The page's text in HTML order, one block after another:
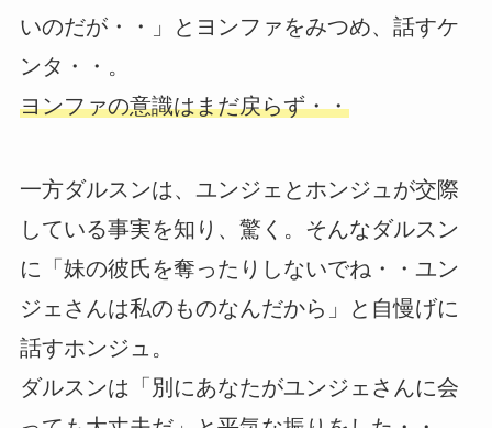
いのだが・・」とヨンファをみつめ、話すケ
ンタ・・。
ヨンファの意識はまだ戻らず・・
一方ダルスンは、ユンジェとホンジュが交際
している事実を知り、驚く。そんなダルスン
に「妹の彼氏を奪ったりしないでね・・ユン
ジェさんは私のものなんだから」と自慢げに
話すホンジュ。
ダルスンは「別にあなたがユンジェさんに会